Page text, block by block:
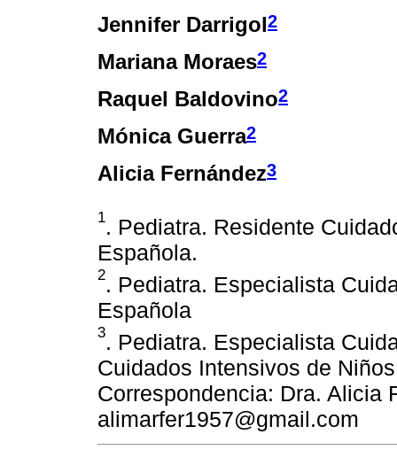
Jennifer Darrigol2
Mariana Moraes2
Raquel Baldovino2
Mónica Guerra2
Alicia Fernández3
1. Pediatra. Residente
Española.
2. Pediatra. Especialista
Española
3. Pediatra. Especialista
Cuidados Intensivos de
Correspondencia: Dra. Alicia
alimarfer1957@gmail.com